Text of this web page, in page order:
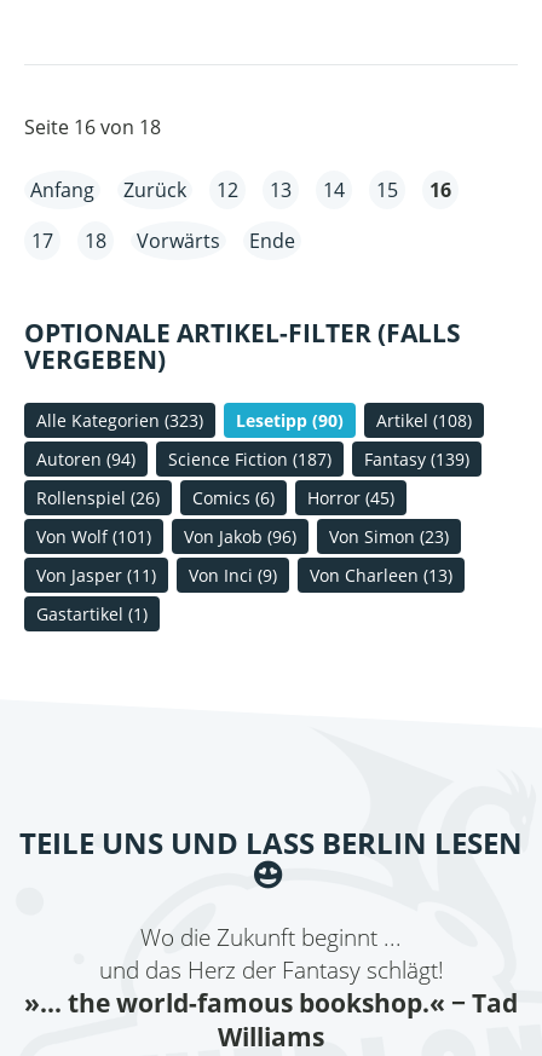
Seite 16 von 18
Anfang Zurück 12 13 14 15
16
17
18 Vorwärts Ende
OPTIONALE ARTIKEL-FILTER (FALLS
VERGEBEN)
Alle Kategorien (323) Lesetipp (90) Artikel (108)
Autoren (94) Science Fiction (187) Fantasy (139)
Rollenspiel (26) Comics (6) Horror (45)
Von Wolf (101) Von Jakob (96) Von Simon (23)
Von Jasper (11) Von Inci (9) Von Charleen (13)
Gastartikel (1)
TEILE UNS UND LASS BERLIN LESEN
Wo die Zukunft beginnt ...
und das Herz der Fantasy schlägt!
»... the world-famous bookshop.« − Tad
Williams